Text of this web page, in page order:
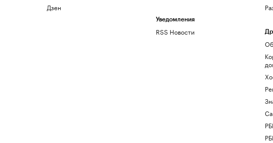
Дзен
Уведомления
RSS Новости